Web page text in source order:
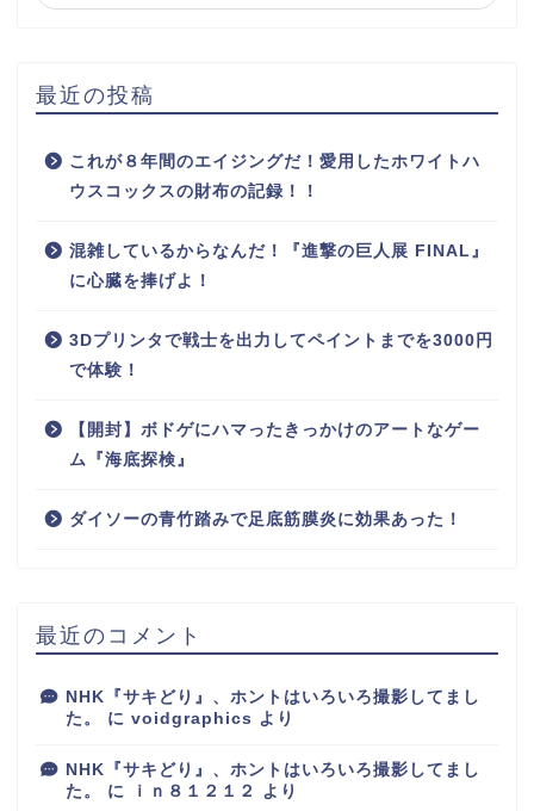
最近の投稿
これが８年間のエイジングだ！愛用したホワイトハ
ウスコックスの財布の記録！！
混雑しているからなんだ！『進撃の巨人展 FINAL』
に心臓を捧げよ！
3Dプリンタで戦士を出力してペイントまでを3000円
で体験！
【開封】ボドゲにハマったきっかけのアートなゲー
ム『海底探検』
ダイソーの青竹踏みで足底筋膜炎に効果あった！
最近のコメント
NHK『サキどり』、ホントはいろいろ撮影してまし
た。
に voidgraphics より
NHK『サキどり』、ホントはいろいろ撮影してまし
た。
に ｉｎ８１２１２ より